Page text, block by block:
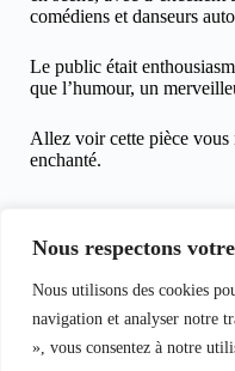
Nous respectons
Nous utilisons des cookies
navigation et analyser notre
», vous consentez à notre
comédiens et danseurs
Le public était
que l’humour, un
Allez voir cette pièce vous
enchanté.
clicinfospectacles